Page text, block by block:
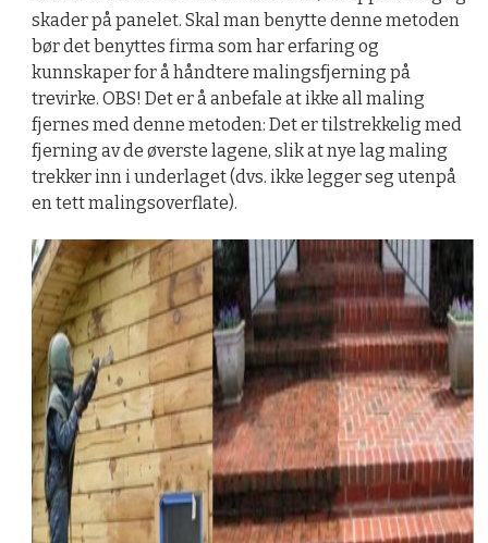
skader på panelet. Skal man benytte denne metoden
bør det benyttes firma som har erfaring og
kunnskaper for å håndtere malingsfjerning på
trevirke. OBS! Det er å anbefale at ikke all maling
fjernes med denne metoden: Det er tilstrekkelig med
fjerning av de øverste lagene, slik at nye lag maling
trekker inn i underlaget (dvs. ikke legger seg utenpå
en tett malingsoverflate).